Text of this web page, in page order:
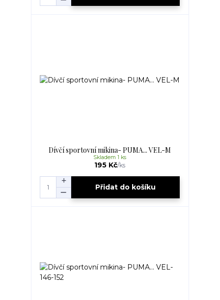
Dívčí sportovní mikina- PUMA... VEL-M
195 Kč/ks
Skladem 1 ks
Přidat do košíku